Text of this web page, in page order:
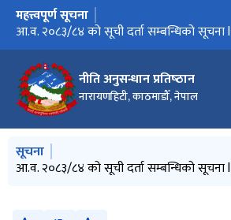
नीति अनुसन्धान प्रतिष्‍ठान
नारायणहिटी, काठमाडौँ, नेपाल
मुख्य नेभिगेसनमा जानुहोस्
महत्त्वपूर्ण सूचना
आ.व. २०८३/८४ को सूची दर्ता सम्बन्धिको सूचना l
मुख्य नेभिगेसनमा जानुहोस्
सूचना
आ.व. २०८३/८४ को सूची दर्ता सम्बन्धिको सूचना l